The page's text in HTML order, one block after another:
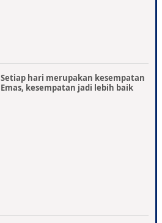
Setiap hari merupakan kesempatan
Emas, kesempatan jadi lebih baik